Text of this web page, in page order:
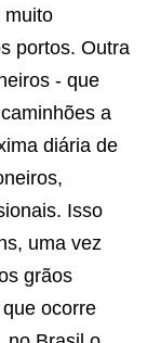
muito
portos. Outra
- que
a
diária de
Isso
uma vez
grãos
ocorre